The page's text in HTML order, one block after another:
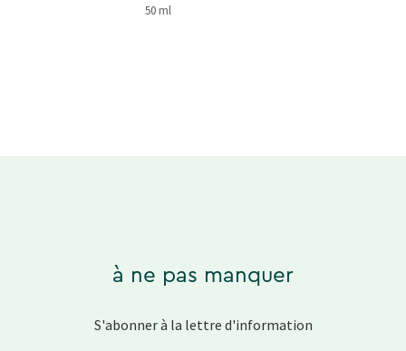
50 ml
à ne pas manquer
S'abonner à la lettre d'information